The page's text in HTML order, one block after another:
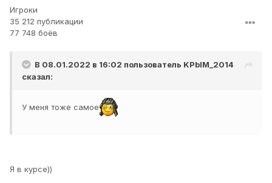
Игроки
35 212 публикации
77 748 боёв
В 08.01.2022 в 16:02 пользователь KPbIM_2014
сказал:
У меня тоже самое
Я в курсе))